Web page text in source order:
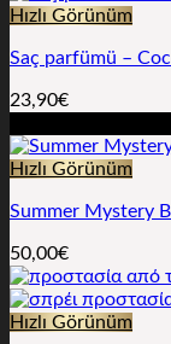
Hızlı Görünüm
Saç parfümü –
23,90€
Hızlı Görünüm
Summer Mystery
50,00€
Hızlı Görünüm